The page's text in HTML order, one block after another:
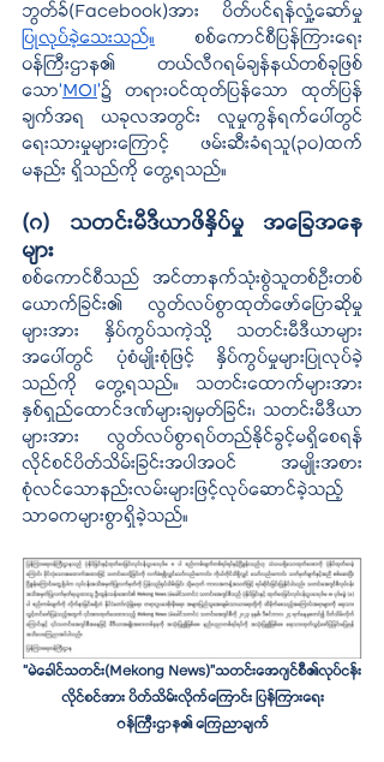
ပြုလုပ်ခဲ့သေးသည်။ စစ်ကောင်စီပြန်ကြားရေး
ဝန်ကြီးဌာန၏ တယ်လီဂရမ်ချန်နယ်တစ်ခုဖြစ်
သော‘MOI’၌ တရားဝင်ထုတ်ပြန်သော ထုတ်ပြန်
ချက်အရ ယခုလအတွင်း လူမှုကွန်ရက်ပေါ်တွင်
ရေးသားမှုများကြောင့် ဖမ်းဆီးခံရသူ(၃၀)ထက်
မနည်း ရှိသည်ကို တွေ့ရသည်။
(ဂ) သတင်းမီဒီယာဖိနှိပ်မှု အခြေအနေ
များ
စစ်ကောင်စီသည် အင်တာနက်သုံးစွဲသူတစ်ဦးတစ်
ယောက်ခြင်း၏ လွတ်လပ်စွာထုတ်ဖော်ပြောဆိုမှု
များအား နှိပ်ကွပ်သကဲ့သို့ သတင်းမီဒီယာများ
အပေါ်တွင် ပုံစံမျိုးစုံဖြင့် နှိပ်ကွပ်မှုများပြုလုပ်ခဲ့
သည်ကို တွေ့ရသည်။ သတင်းထောက်များအား
နှစ်ရှည်ထောင်ဒဏ်များချမှတ်ခြင်း၊ သတင်းမီဒီယာ
များအား လွတ်လပ်စွာရပ်တည်နိုင်ခွင့်မရှိစေရန်
လိုင်စင်ပိတ်သိမ်းခြင်းအပါအဝင် အမျိုးအစား
စုံလင်သောနည်းလမ်းများဖြင့်လုပ်ဆောင်ခဲ့သည့်
သာဓကများစွာရှိခဲ့သည်။
“မဲခေါင်သတင်း(Mekong News)”သတင်းအေဂျင်စီ၏လုပ်ငန်း
လိုင်စင်အား ပိတ်သိမ်းလိုက်ကြောင်း ပြန်ကြားရေး
ဝန်ကြီးဌာန၏ ကြေညာချက်